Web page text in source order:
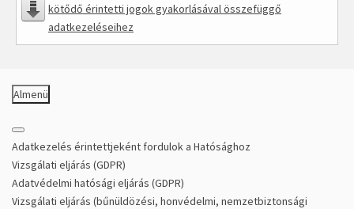
kötődő érintetti jogok gyakorlásával összefüggő
adatkezeléseihez
Almenü
Adatkezelés érintettjeként fordulok a Hatósághoz
Vizsgálati eljárás (GDPR)
Adatvédelmi hatósági eljárás (GDPR)
Vizsgálati eljárás (bűnüldözési, honvédelmi, nemzetbiztonsági